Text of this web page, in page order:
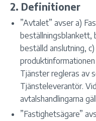
2. Definitioner
”Avtalet” avser a)
beställningsblankett,
beställd anslutning,
Tjänster regleras av
Tjänsteleverantör.
avtalshandlingarna
”Fastighetsägare”